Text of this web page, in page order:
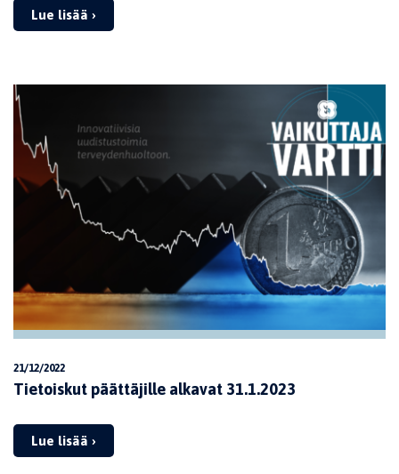
Lue lisää ›
21/12/2022
Tietoiskut päättäjille alkavat 31.1.2023
Lue lisää ›